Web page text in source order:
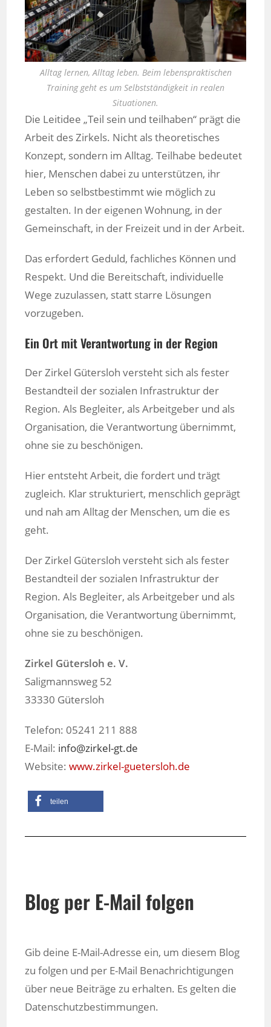
Alltag lernen, Alltag leben. Beim lebenspraktischen
Training geht es um Selbstständigkeit in realen
Situationen.
Die Leitidee „Teil sein und teilhaben“ prägt die
Arbeit des Zirkels. Nicht als theoretisches
Konzept, sondern im Alltag. Teilhabe bedeutet
hier, Menschen dabei zu unterstützen, ihr
Leben so selbstbestimmt wie möglich zu
gestalten. In der eigenen Wohnung, in der
Gemeinschaft, in der Freizeit und in der Arbeit.
Das erfordert Geduld, fachliches Können und
Respekt. Und die Bereitschaft, individuelle
Wege zuzulassen, statt starre Lösungen
vorzugeben.
Ein Ort mit Verantwortung in der Region
Der Zirkel Gütersloh versteht sich als fester
Bestandteil der sozialen Infrastruktur der
Region. Als Begleiter, als Arbeitgeber und als
Organisation, die Verantwortung übernimmt,
ohne sie zu beschönigen.
Hier entsteht Arbeit, die fordert und trägt
zugleich. Klar strukturiert, menschlich geprägt
und nah am Alltag der Menschen, um die es
geht.
Der Zirkel Gütersloh versteht sich als fester
Bestandteil der sozialen Infrastruktur der
Region. Als Begleiter, als Arbeitgeber und als
Organisation, die Verantwortung übernimmt,
ohne sie zu beschönigen.
Zirkel Gütersloh e. V.
Saligmannsweg 52
33330 Gütersloh
Telefon: 05241 211 888
E-Mail: info@zirkel-gt.de
Website:www.zirkel-guetersloh.de
teilen
Blog per E-Mail folgen
Gib deine E-Mail-Adresse ein, um diesem Blog
zu folgen und per E-Mail Benachrichtigungen
über neue Beiträge zu erhalten. Es gelten die
Datenschutzbestimmungen.